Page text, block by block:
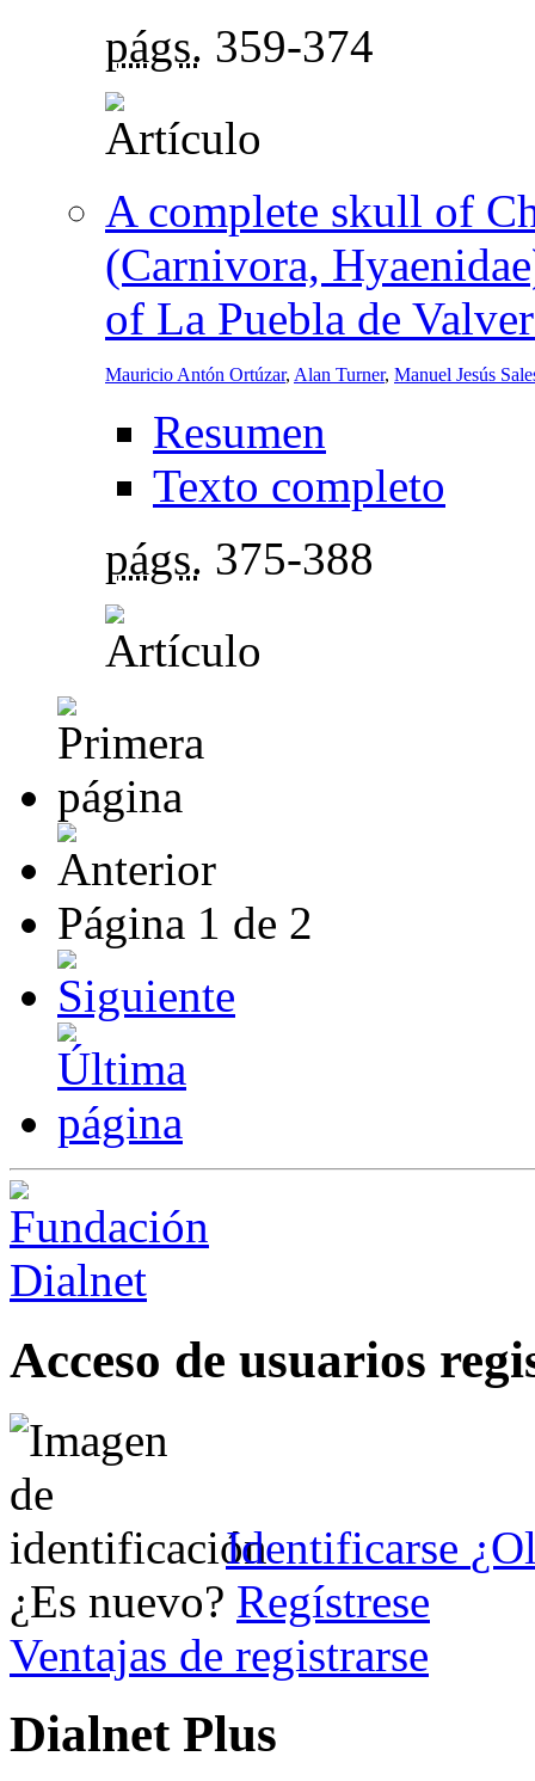
págs. 359-374
A complete skull of
(Carnivora,
of La Puebla de
Mauricio Antón Ortúzar, Alan Turner, Manuel Jesús
Resumen
Texto completo
págs. 375-388
Página 1 de 2
Acceso de usuarios
Identificarse
¿Es nuevo? Regístrese
Ventajas de registrarse
Dialnet Plus